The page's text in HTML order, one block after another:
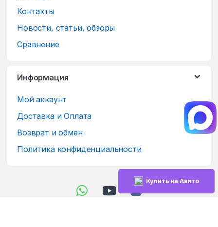
Купить на Авито
Контакты
Новости, статьи, обзоры
Сравнение
Информация
Мой аккаунт
Доставка и Оплата
Возврат и обмен
Политика конфиденциальности